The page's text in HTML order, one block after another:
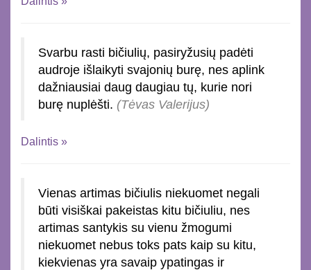
Svarbu rasti bičiulių, pasiryžusių padėti
audroje išlaikyti svajonių burę, nes aplink
dažniausiai daug daugiau tų, kurie nori
burę nuplėšti. (Tėvas Valerijus)
Dalintis »
Vienas artimas bičiulis niekuomet negali
būti visiškai pakeistas kitu bičiuliu, nes
artimas santykis su vienu žmogumi
niekuomet nebus toks pats kaip su kitu,
kiekvienas yra savaip ypatingas ir